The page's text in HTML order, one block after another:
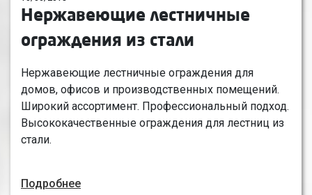
Нержавеющие лестничные
ограждения из стали
Нержавеющие лестничные ограждения для
домов, офисов и производственных помещений.
Широкий ассортимент. Профессиональный подход.
Высококачественные ограждения для лестниц из
стали.
Подробнее